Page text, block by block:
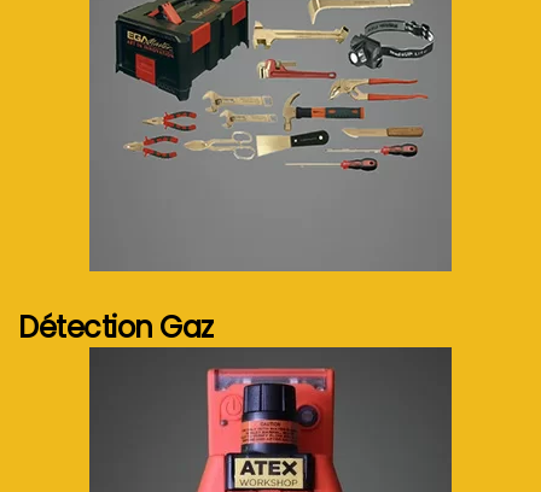
Détection Gaz